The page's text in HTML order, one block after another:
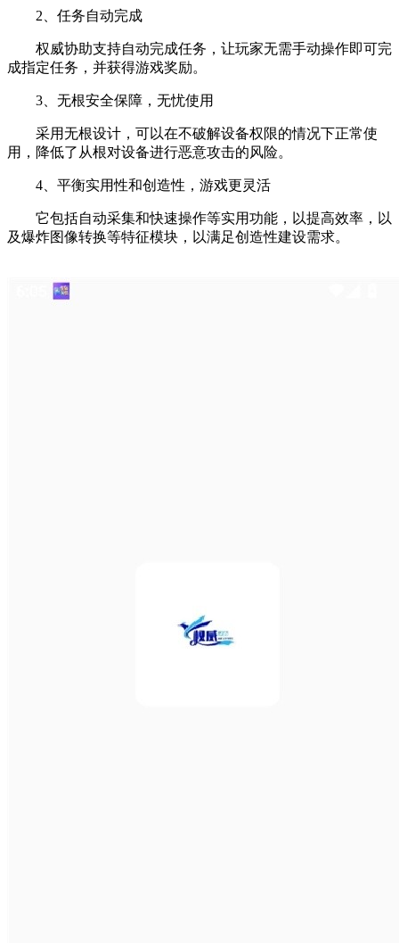
2、任务自动完成
权威协助支持自动完成任务，让玩家无需手动操作即可完
成指定任务，并获得游戏奖励。
3、无根安全保障，无忧使用
采用无根设计，可以在不破解设备权限的情况下正常使
用，降低了从根对设备进行恶意攻击的风险。
4、平衡实用性和创造性，游戏更灵活
它包括自动采集和快速操作等实用功能，以提高效率，以
及爆炸图像转换等特征模块，以满足创造性建设需求。